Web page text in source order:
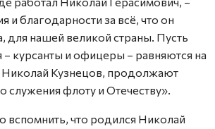
и благодарности за всё, что он
для нашей великой страны. Пусть
курсанты и офицеры – равняются на
Николай Кузнецов, продолжают
служения флоту и Отечеству».
вспомнить, что родился Николай